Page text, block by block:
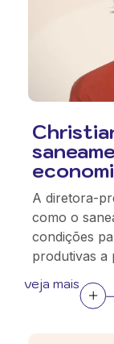
A diretora-
como o
condições
produtivas a
veja mais